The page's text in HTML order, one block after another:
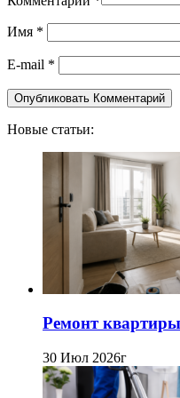
Имя *
E-mail *
Новые статьи:
Ремонт
30 Июл 2026г